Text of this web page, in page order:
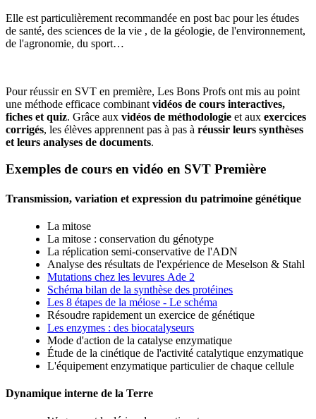
Elle est particulièrement recommandée en post bac pour les études
de santé, des sciences de la vie , de la géologie, de l'environnement,
de l'agronomie, du sport…
Pour réussir en SVT en première, Les Bons Profs ont mis au point
une méthode efficace combinant vidéos de cours interactives,
fiches et quiz. Grâce aux vidéos de méthodologie et aux exercices
corrigés, les élèves apprennent pas à pas à réussir leurs synthèses
et leurs analyses de documents.
Exemples de cours en vidéo en SVT Première
Transmission, variation et expression du patrimoine génétique
La mitose
La mitose : conservation du génotype
La réplication semi-conservative de l'ADN
Analyse des résultats de l'expérience de Meselson & Stahl
Mutations chez les levures Ade 2
Schéma bilan de la synthèse des protéines
Les 8 étapes de la méiose - Le schéma
Résoudre rapidement un exercice de génétique
Les enzymes : des biocatalyseurs
Mode d'action de la catalyse enzymatique
Étude de la cinétique de l'activité catalytique enzymatique
L'équipement enzymatique particulier de chaque cellule
Dynamique interne de la Terre